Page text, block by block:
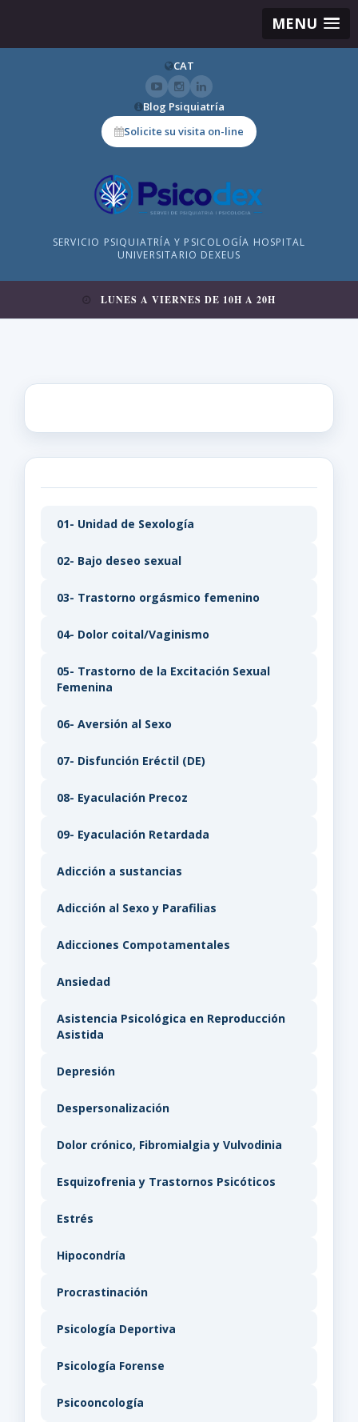
MENU
CAT
Blog Psiquiatría
Solicite su visita on-line
SERVICIO PSIQUIATRÍA Y PSICOLOGÍA HOSPITAL
UNIVERSITARIO DEXEUS
LUNES A VIERNES DE 10H A 20H
01- Unidad de Sexología
02- Bajo deseo sexual
03- Trastorno orgásmico femenino
04- Dolor coital/Vaginismo
05- Trastorno de la Excitación Sexual
Femenina
06- Aversión al Sexo
07- Disfunción Eréctil (DE)
08- Eyaculación Precoz
09- Eyaculación Retardada
Adicción a sustancias
Adicción al Sexo y Parafilias
Adicciones Compotamentales
Ansiedad
Asistencia Psicológica en Reproducción
Asistida
Depresión
Despersonalización
Dolor crónico, Fibromialgia y Vulvodinia
Esquizofrenia y Trastornos Psicóticos
Estrés
Hipocondría
Procrastinación
Psicología Deportiva
Psicología Forense
Psicooncología